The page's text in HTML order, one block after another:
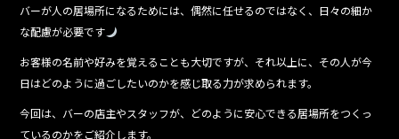
バーが人の居場所になるためには、偶然に任せるのではなく、日々の細か
な配慮が必要です
お客様の名前や好みを覚えることも大切ですが、それ以上に、その人が今
日はどのように過ごしたいのかを感じ取る力が求められます。
今回は、バーの店主やスタッフが、どのように安心できる居場所をつくっ
ているのかをご紹介します。